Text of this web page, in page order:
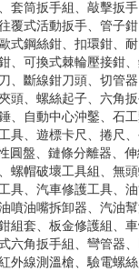
套筒扳手組、敲擊扳
覆式活動扳手、管子
式鋼絲鉗、扣環鉗、
、可換式棘輪壓接鉗
、斷線鉗刀頭、切管器
頭、螺絲起子、六角
、自動中心沖鑿、石
具、遊標卡尺、捲尺
圓盤、鏈條分離器、
螺帽破壞工具組、無
具、汽車修護工具、
噴油嘴拆卸器、汽油
組套、板金修護組、
六角扳手組、彎管器
外線測溫槍、驗電螺絲